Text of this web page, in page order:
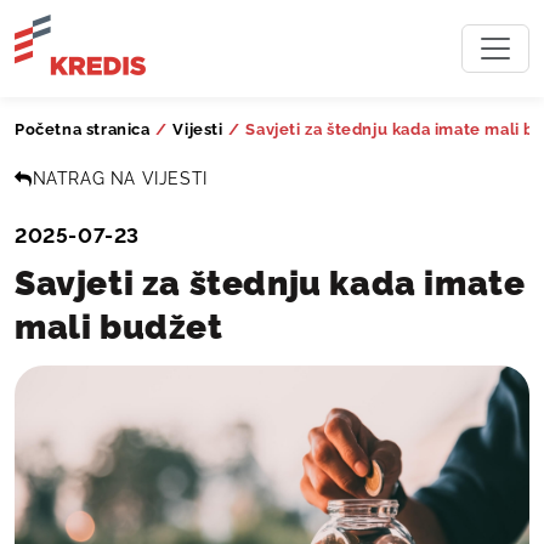
Početna stranica / Vijesti / Savjeti za štednju kada imate mali
NATRAG NA VIJESTI
2025-07-23
Savjeti za štednju kada imate
mali budžet